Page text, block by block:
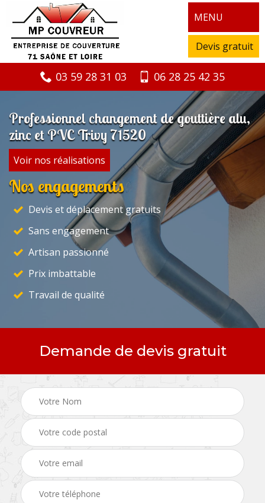
MENU
Devis gratuit
03 59 28 31 03 06 28 25 42 35
Professionnel changement de gouttière alu,
zinc et PVC Trivy 71520
Voir nos réalisations
Nos engagements
Devis et déplacement gratuits
Sans engagement
Artisan passionné
Prix imbattable
Travail de qualité
Demande de devis gratuit